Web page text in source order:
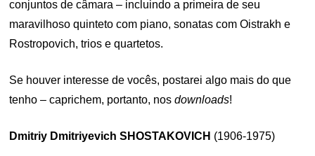
conjuntos de câmara – incluindo a primeira de seu
maravilhoso quinteto com piano, sonatas com Oistrakh e
Rostropovich, trios e quartetos.
Se houver interesse de vocês, postarei algo mais do que
tenho – caprichem, portanto, nosdownloads!
Dmitriy Dmitriyevich SHOSTAKOVICH (1906-1975)